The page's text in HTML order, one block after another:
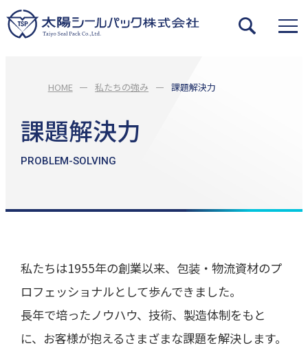
HOME 私たちの強み 課題解決力
課題解決力
PROBLEM-SOLVING
私たちは1955年の創業以来、包装・物流資材のプ
ロフェッショナルとして歩んできました。
長年で培ったノウハウ、技術、製造体制をもと
に、お客様が抱えるさまざまな課題を解決します。